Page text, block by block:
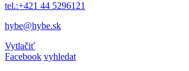
tel.:+421 44 5296121
hybe@hybe.sk
Vytlačiť
Facebook vyhledat